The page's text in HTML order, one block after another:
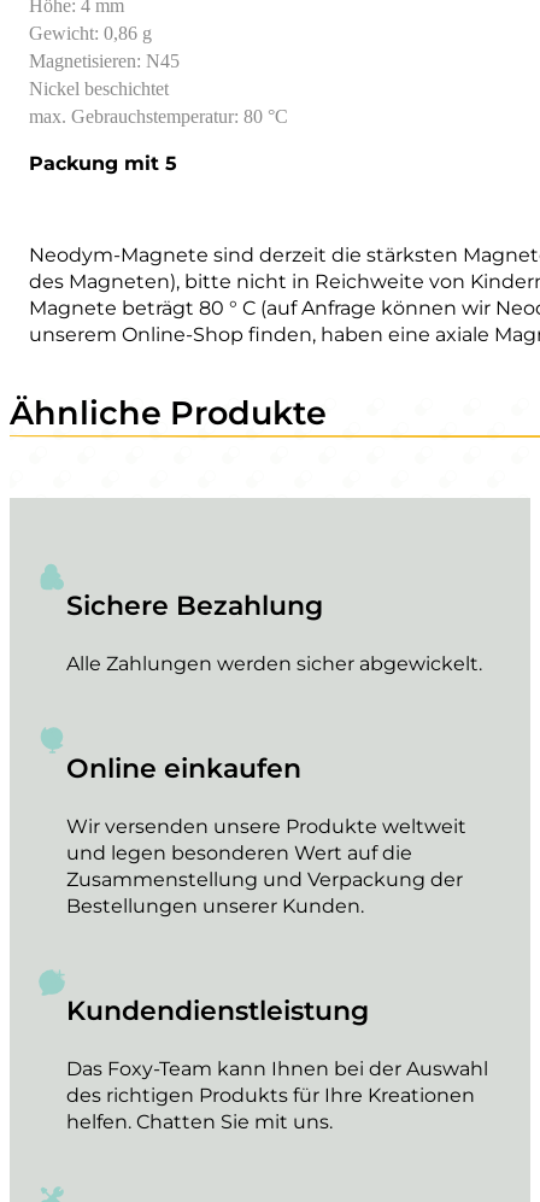
Höhe: 4 mm
Gewicht: 0,86 g
Magnetisieren: N45
Nickel beschichtet
max. Gebrauchstemperatur: 80 °C
Packung mit 5
Neodym-Magnete sind derzeit die stärksten
des Magneten), bitte nicht in Reichweite von
Magnete beträgt 80 ° C (auf Anfrage können wir
unserem Online-Shop finden, haben eine axiale
Ähnliche Produkte
Sichere Bezahlung
Alle Zahlungen werden sicher abgewickelt.
Online einkaufen
Wir versenden unsere Produkte weltweit
und legen besonderen Wert auf die
Zusammenstellung und Verpackung der
Bestellungen unserer Kunden.
Kundendienstleistung
Das Foxy-Team kann Ihnen bei der Auswahl
des richtigen Produkts für Ihre Kreationen
helfen. Chatten Sie mit uns.